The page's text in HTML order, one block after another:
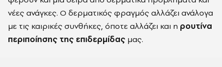
νέες ανάγκες. Ο δερματικός φραγμός αλλάζει ανάλογα
με τις καιρικές συνθήκες, όποτε αλλάζει και η ρουτίνα
περιποίησης της επιδερμίδας μας.